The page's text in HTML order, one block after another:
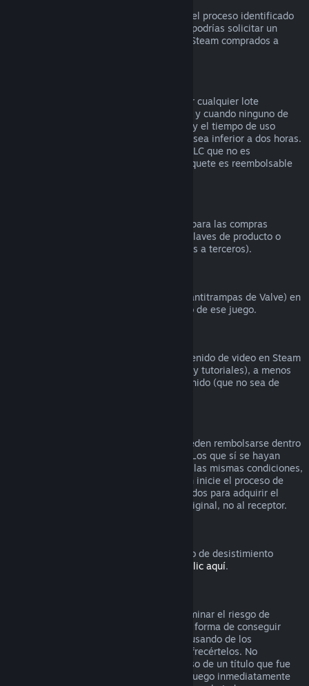
Dentro del periodo de tiempo aplicable y el proceso identificado
, podrías solicitar un
reembolso por hardware y accesorios de Steam comprados a
Puedes recibir un reembolso completo por cualquier lote
comprado en la tienda de Steam, siempre y cuando ninguno de
los artículos del lote se haya transferido, y el tiempo de uso
combinado de todos los artículos del lote sea inferior a dos horas.
Si un lote incluye un artículo de juego o DLC que no es
reembolsable, Steam te dirá si todo el paquete es reembolsable
Valve no puede proporcionar reembolsos para las compras
realizadas fuera de Steam (por ejemplo, claves de producto o
tarjetas de la Cartera de Steam compradas a terceros).
Si te han bloqueado por VAC (el sistema antitrampas de Valve) en
un juego, pierdes el derecho al reembolso de ese juego.
No podemos ofrecer reembolsos por contenido de video en Steam
(p. ej., películas, cortos, series, episodios y tutoriales), a menos
que el video venga en lote con otro contenido (que no sea de
Los regalos que no se hayan activado pueden rembolsarse dentro
del período estándar de 14 días/2 horas. Los que sí se hayan
activado también pueden rembolsarse en las mismas condiciones,
pero debe ser el receptor del regalo quien inicie el proceso de
rembolso. En este caso, los fondos utilizados para adquirir el
regalo le serán devueltos al comprador original, no al receptor.
Si quieres saber cómo funciona el derecho de desistimiento
haz clic aquí.
Los reembolsos están diseñados para eliminar el riesgo de
compra de títulos en Steam, no como una forma de conseguir
juegos gratis. Si nos parece que estás abusando de los
reembolsos, es posible que dejemos de ofrecértelos. No
consideramos abuso solicitar un reembolso de un título que fue
comprado justo antes de unas rebajas si luego inmediatamente